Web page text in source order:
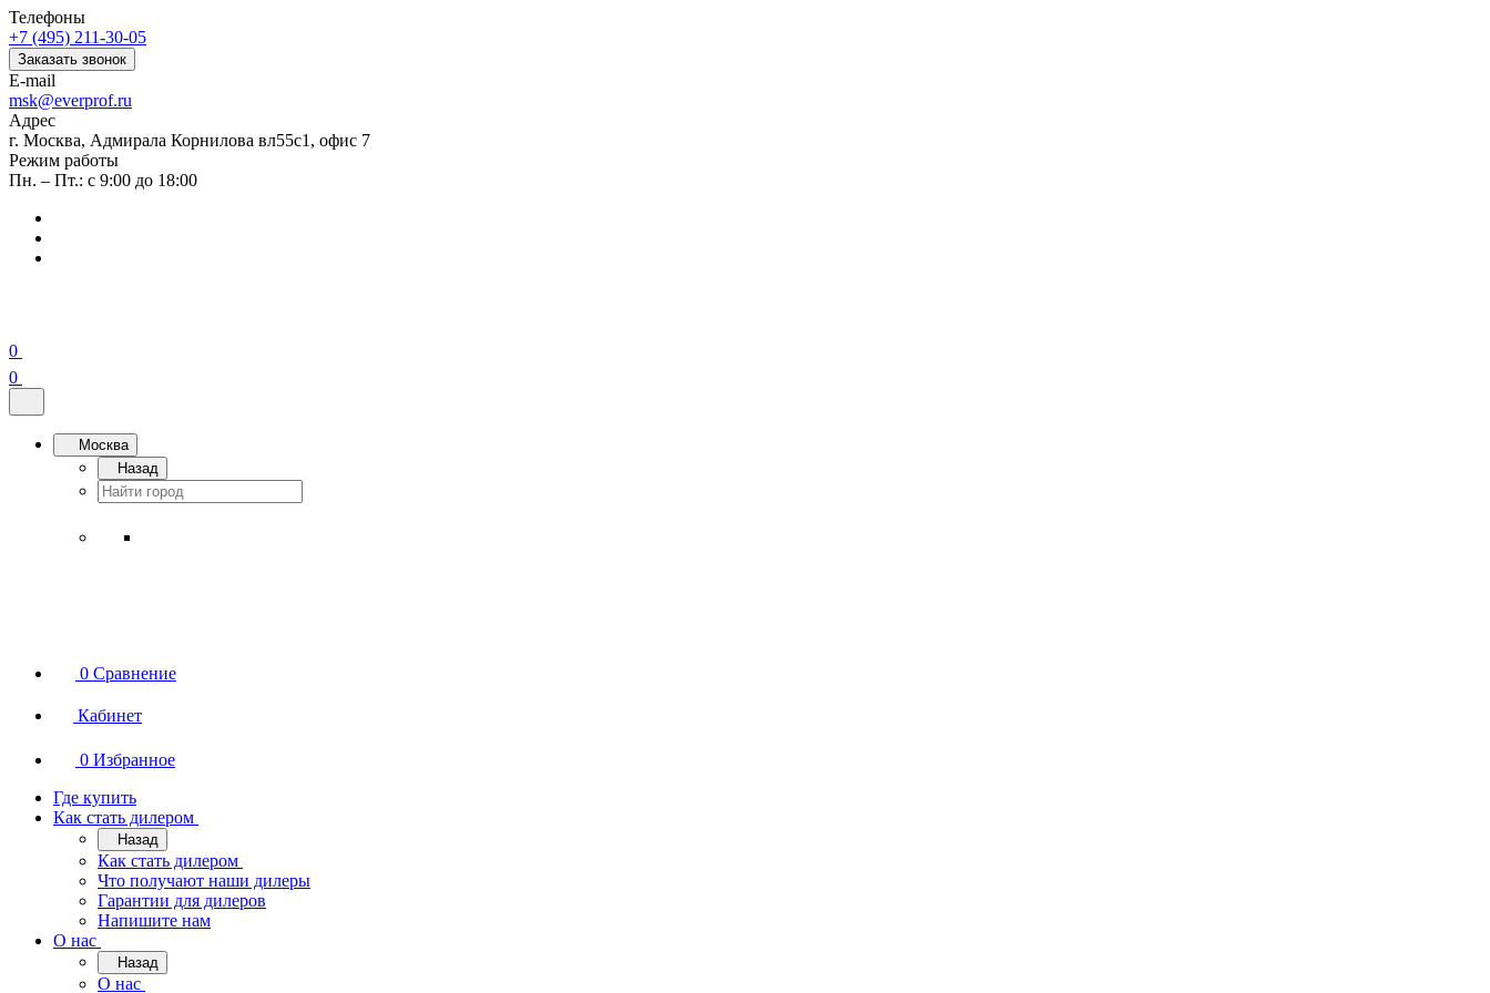
Телефоны
+7 (495) 211-30-05
Заказать звонок
E-mail
msk@everprof.ru
Адрес
г. Москва, Адмирала Корнилова вл55с1, офис 7
Режим работы
Пн. – Пт.: с 9:00 до 18:00
0
0
Москва
Назад
0 Сравнение
Кабинет
0 Избранное
Где купить
Как стать дилером
Назад
Как стать дилером
Что получают наши дилеры
Гарантии для дилеров
Напишите нам
О нас
Назад
О нас